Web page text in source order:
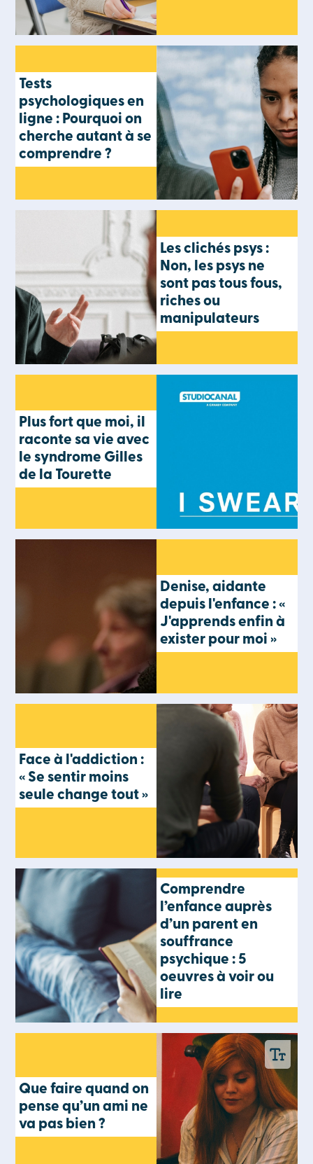
Tests
psychologiques en
ligne : Pourquoi on
cherche autant à se
comprendre ?
Les clichés psys :
Non, les psys ne
sont pas tous fous,
riches ou
manipulateurs
Plus fort que moi, il
raconte sa vie avec
le syndrome Gilles
de la Tourette
Denise, aidante
depuis l'enfance : «
J'apprends enfin à
exister pour moi »
Face à l'addiction :
« Se sentir moins
seule change tout »
Comprendre
l’enfance auprès
d’un parent en
souffrance
psychique : 5
oeuvres à voir ou
lire
Que faire quand on
pense qu’un ami ne
va pas bien ?